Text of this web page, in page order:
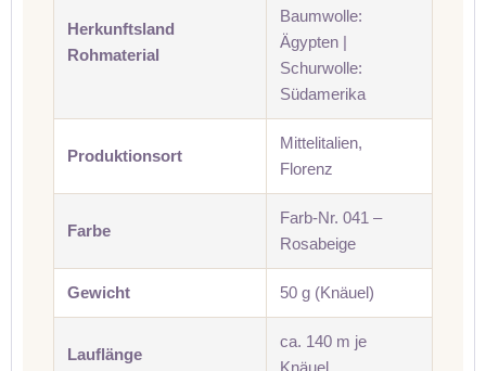
Herkunftsland
Rohmaterial
Baumwolle:
Ägypten |
Schurwolle:
Südamerika
Produktionsort
Mittelitalien,
Florenz
Farbe
Farb-Nr. 041 –
Rosabeige
Gewicht 50 g (Knäuel)
Lauflänge
ca. 140 m je
Knäuel